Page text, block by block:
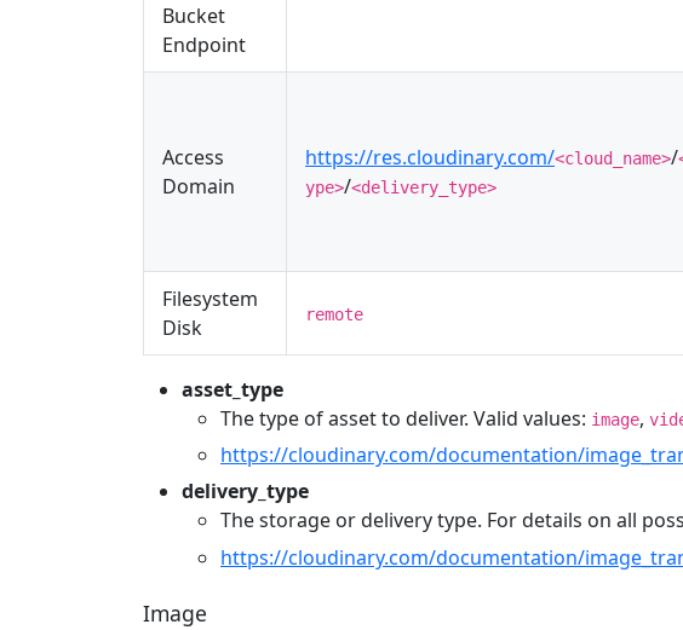
Bucket
Endpoint
Access
Domain
https://res.cloudinary.com/<cloud_name>/
ype>/<delivery_type>
Filesystem
Disk
remote
asset_type
The type of asset to deliver. Valid values: image,
https://cloudinary.com/documentation/
delivery_type
The storage or delivery type. For details on all
https://cloudinary.com/documentation/
Image